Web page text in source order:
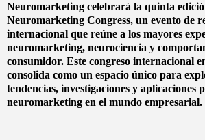
Neuromarketing celebrará la quinta
Neuromarketing Congress, un evento de
internacional que reúne a los mayores
neuromarketing, neurociencia y
consumidor. Este congreso internacional
consolida como un espacio único para
tendencias, investigaciones y aplicaciones
neuromarketing en el mundo empresarial.